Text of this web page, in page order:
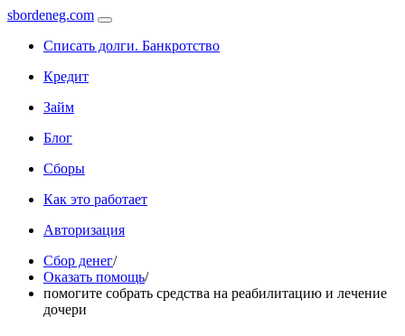
sbordeneg.com
Списать долги. Банкротство
Кредит
Займ
Блог
Сборы
Как это работает
Авторизация
Сбор денег/
Оказать помощь/
помогите собрать средства на реабилитацию и лечение
дочери